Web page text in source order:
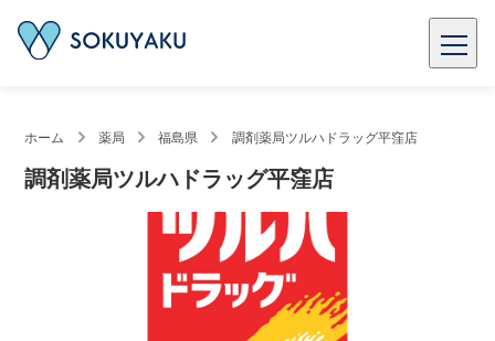
ホーム 薬局 福島県 調剤薬局ツルハドラッグ平窪店
調剤薬局ツルハドラッグ平窪店